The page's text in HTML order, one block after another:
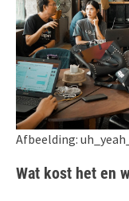
Afbeelding:
Wat kost het en